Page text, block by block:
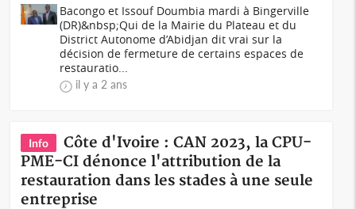
Bacongo et Issouf Doumbia mardi à Bingerville
(DR)&nbsp;Qui de la Mairie du Plateau et du
District Autonome d’Abidjan dit vrai sur la
décision de fermeture de certains espaces de
restauratio...
il y a 2 ans
Info
Côte d'Ivoire : CAN 2023, la CPU-
PME-CI dénonce l'attribution de la
restauration dans les stades à une seule
entreprise